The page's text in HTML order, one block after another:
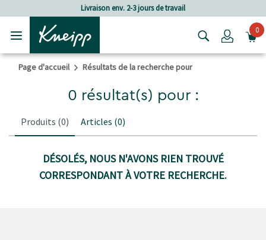
Passer au contenu principal
Passer au contenu du pied de page
Livraison env. 2-3 jours de travail
Login0
Page d'accueil Résultats de la recherche pour
0 résultat(s) pour :
Produits (0) Articles (0)
DÉSOLÉS, NOUS N'AVONS RIEN TROUVÉ
CORRESPONDANT À VOTRE RECHERCHE.